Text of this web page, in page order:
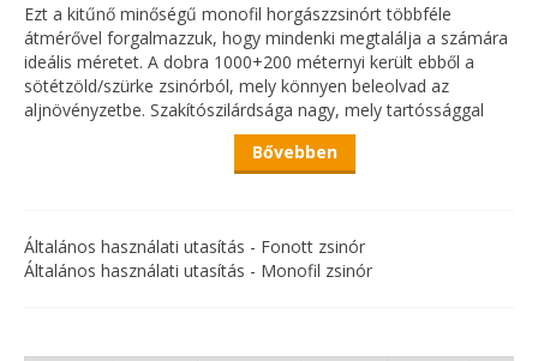
Ezt a kitűnő minőségű monofil horgászzsinórt többféle
átmérővel forgalmazzuk, hogy mindenki megtalálja a számára
ideális méretet. A dobra 1000+200 méternyi került ebből a
sötétzöld/szürke zsinórból, mely könnyen beleolvad az
aljnövényzetbe. Szakítószilárdsága nagy, mely tartóssággal
párosul. A kiszerelés lehetővé teszi, hogy nagyobb orsókat
vagy esetleg két – három kisebb orsót is megtöltünk ezzel a
Bővebben
Általános használati utasítás - Fonott zsinór
Általános használati utasítás - Monofil zsinór